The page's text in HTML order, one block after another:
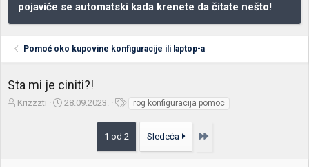
pojaviće se automatski kada krenete da čitate nešto!
Pomoć oko kupovine konfiguracije ili laptop-a
Sta mi je ciniti?!
Z
Krizzzti
D
28.09.2023.
a
k
rog konfiguracija pomoc
1 od 2 Sledeća Poslednja